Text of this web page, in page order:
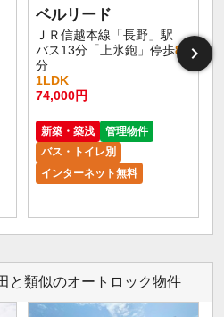
ベルリード
ＪＲ信越本線「長野」駅
バス13分「上氷鉋」停歩8
分
1LDK
74,000円
新築・築浅
管理物件
バス・トイレ別
インターネット無料
と類似のオートロック物件